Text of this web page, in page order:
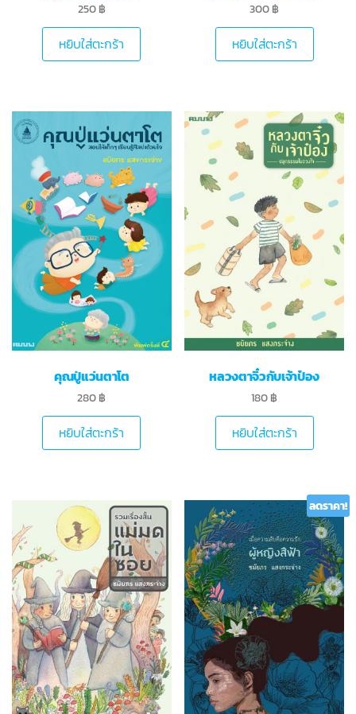
250 ฿
หยิบใส่ตะกร้า
300 ฿
หยิบใส่ตะกร้า
คุณปู่แว่นตาโต
280 ฿
หยิบใส่ตะกร้า
หลวงตาจิ๋วกับเจ้าป๋อง
180 ฿
หยิบใส่ตะกร้า
ลดราคา!